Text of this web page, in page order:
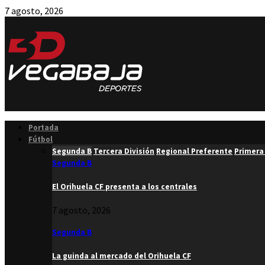
7 agosto, 2026
Portada
Fútbol
Segunda B Tercera División Regional Preferente
Segunda B
El Orihuela CF presenta a los centrales
7 agosto, 2026
Segunda B
La guinda al mercado del Orihuela CF